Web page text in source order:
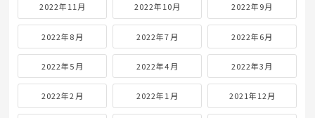
2022年11月 2022年10月 2022年9月
2022年8月 2022年7月 2022年6月
2022年5月 2022年4月 2022年3月
2022年2月 2022年1月 2021年12月